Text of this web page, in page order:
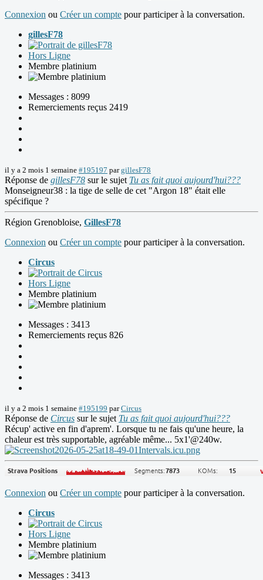
Connexion ou Créer un compte pour participer à la conversation.
gillesF78
Hors Ligne
Membre platinium
Messages : 8099
Remerciements reçus 2419
il y a 2 mois 1 semaine #195197 pargillesF78
Réponse de gillesF78 sur le sujet Tu as fait quoi aujourd'hui???
Monseigneur38 : la tige de selle de cet "Argon 18" était elle
spécifique ?
Région Grenobloise, GillesF78
Connexion ou Créer un compte pour participer à la conversation.
Circus
Hors Ligne
Membre platinium
Messages : 3413
Remerciements reçus 826
il y a 2 mois 1 semaine #195199 parCircus
Réponse de Circus sur le sujet Tu as fait quoi aujourd'hui???
Récup' active en fin d'aprem'. Lorsque tu ne fais qu'une heure, la
chaleur est très supportable, agréable même... 5x1'@240w.
Connexion ou Créer un compte pour participer à la conversation.
Circus
Hors Ligne
Membre platinium
Messages : 3413